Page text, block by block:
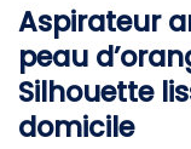
Aspirateur
peau
Silhouette
domicile